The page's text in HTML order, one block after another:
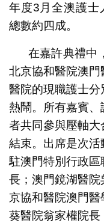
年度3月全澳護士
總數約四成。
在嘉許典禮中
北京協和醫院澳
醫院的現職護士
熱鬧。所有嘉賓
者共同參與壓軸
結束。出席是次
駐澳門特別行政
長；澳門鏡湖醫
京協和醫院澳門
葵醫院翁家權院